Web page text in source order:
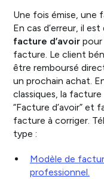
Une fois émise, une
En cas d’erreur, il
facture d’avoir
facture. Le client
être remboursé
un prochain achat.
classiques, la
“Facture d’avoir” et
facture à corriger.
type :
Modèle de
professionnel.